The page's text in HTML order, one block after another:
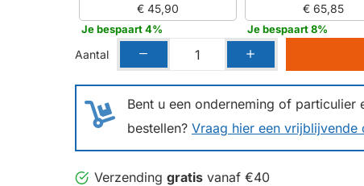
€ 45,90
Je bespaart 4%
€ 65,85
Je bespaart 8%
Bent u een onderneming of particulier
bestellen? Vraag hier een vrijblijvende
Aantal
Verzending gratis vanaf €40